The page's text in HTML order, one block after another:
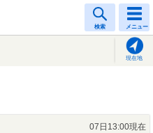
検索 メニュー
現在地
07日13:00現在